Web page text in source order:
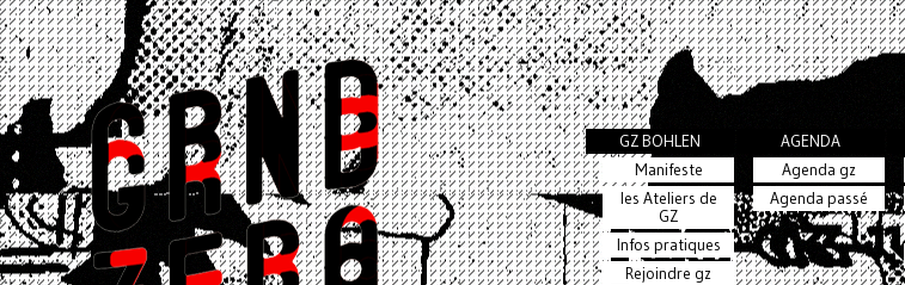
GZ BOHLEN
Manifeste
les Ateliers de
GZ
Infos pratiques
Rejoindre gz
AGENDA
Agenda gz
Agenda passé